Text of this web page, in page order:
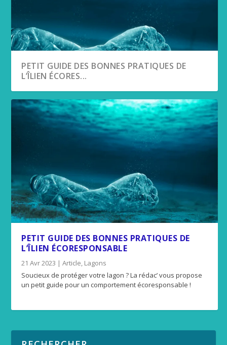
PETIT GUIDE DES BONNES PRATIQUES DE
L’ÎLIEN ÉCORES...
PETIT GUIDE DES BONNES PRATIQUES DE
L’ÎLIEN ÉCORESPONSABLE
21 Avr 2023 |Article, Lagons
Soucieux de protéger votre lagon ? La rédac’ vous propose
un petit guide pour un comportement écoresponsable !